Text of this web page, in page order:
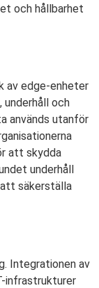
och hållbarhet
av edge-enheter
underhåll och
används utanför
att skydda
underhåll
säkerställa
Integrationen av
infrastrukturer